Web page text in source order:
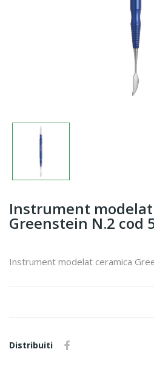
Instrument
Greenstein N.2 cod
Instrument modelat ceramica
Distribuiti